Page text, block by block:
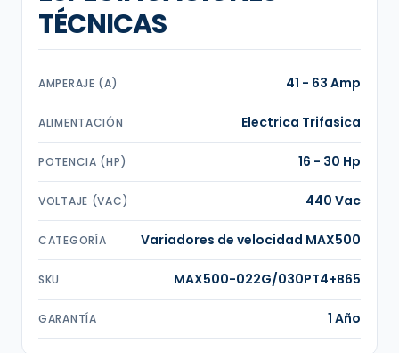
TÉCNICAS
AMPERAJE (A) 41 - 63 Amp
ALIMENTACIÓN Electrica Trifasica
POTENCIA (HP) 16 - 30 Hp
VOLTAJE (VAC) 440 Vac
CATEGORÍA Variadores de velocidad MAX500
SKU MAX500-022G/030PT4+B65
GARANTÍA 1 Año